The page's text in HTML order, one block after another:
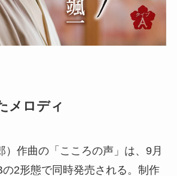
メロディ
）作曲の「こころの声」は、9月
2形態で同時発売される。制作